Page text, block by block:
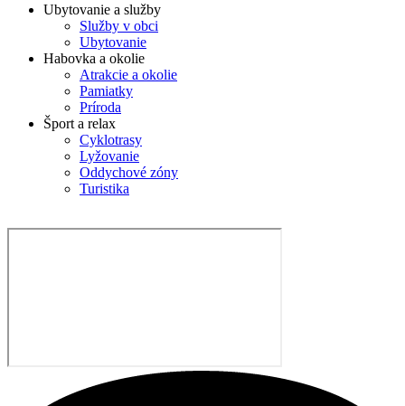
Ubytovanie a služby
Služby v obci
Ubytovanie
Habovka a okolie
Atrakcie a okolie
Pamiatky
Príroda
Šport a relax
Cyklotrasy
Lyžovanie
Oddychové zóny
Turistika